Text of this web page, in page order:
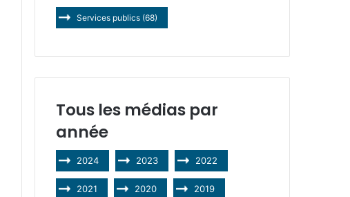
Services publics (68)
Tous les médias par
année
2024 2023 2022
2021 2020 2019